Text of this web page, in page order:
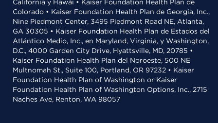
California y Hawái • Kaiser Foundation Health Plan de
Colorado • Kaiser Foundation Health Plan de Georgia, Inc.,
Nine Piedmont Center, 3495 Piedmont Road NE, Atlanta,
GA 30305 • Kaiser Foundation Health Plan de Estados del
Atlántico Medio, Inc., en Maryland, Virginia, y Washington,
D.C., 4000 Garden City Drive, Hyattsville, MD, 20785 •
Kaiser Foundation Health Plan del Noroeste, 500 NE
Multnomah St., Suite 100, Portland, OR 97232 • Kaiser
Foundation Health Plan of Washington or Kaiser
Foundation Health Plan of Washington Options, Inc., 2715
Naches Ave, Renton, WA 98057